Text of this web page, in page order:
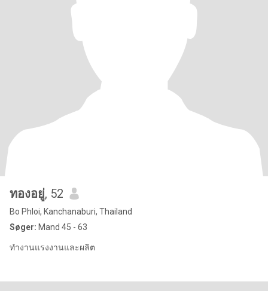
ทองอยู่, 52
Bo Phloi, Kanchanaburi, Thailand
Søger: Mand 45 - 63
ทำงานแรงงานและผลิต